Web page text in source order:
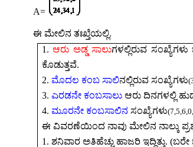
A=
ಈ ಮೇಲಿನ ತಃಖ್ತೆಯಲ್ಲಿ.
1.ಆರು ಅಡ್ಡ ಸಾಲುಗಳಲ್ಲಿರುವ
ಕೊಡುತ್ತವೆ.
2.ಮೊದಲ ಕಂಬ ಸಾಲಿನಲ್ಲಿರುವ ಸಂಖ್ಯೆಗಳ(
3.ಎರಡನೇ ಕಂಬಸಾಲು ಆರು ದಿನಗಳಲ್ಲಿ
4.ಮೂರನೇ ಕಂಬಸಾಲಿನ ಸಂಖ್ಯೆಗಳ(
ಈ ವಿವರಣೆಯಿಂದ ನಾವು ಮೇಲಿನ ನಾಲ್ಕು
1.ಶನಿವಾರ ಅತಿಹೆಚ್ಚು ಹಾಜರಿ ಇದ್ದಿತ್ತು.